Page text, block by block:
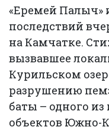
«Еремей Палыч»
последствий
на Камчатке.
вызвавшее
Курильском
разрушению
баты – одного
объектов Южно-